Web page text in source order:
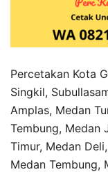
Percetakan Kota
Singkil,
Amplas, Medan
Tembung, Medan
Timur, Medan
Medan Tembung,